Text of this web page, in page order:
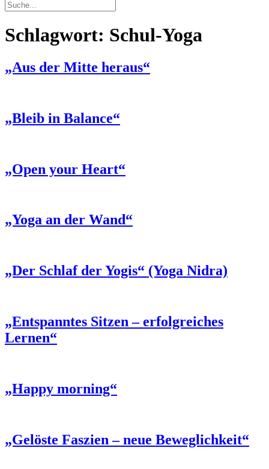
Schlagwort: Schul-Yoga
„Aus der Mitte heraus“
„Bleib in Balance“
„Open your Heart“
„Yoga an der Wand“
„Der Schlaf der Yogis“ (Yoga Nidra)
„Entspanntes Sitzen – erfolgreiches
Lernen“
„Happy morning“
„Gelöste Faszien – neue Beweglichkeit“